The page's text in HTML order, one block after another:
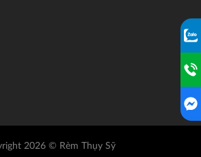
2026 © Rèm Thụy Sỹ